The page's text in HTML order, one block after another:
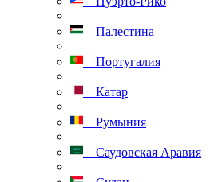
Палестина
Португалия
Катар
Румыния
Саудовская Аравия